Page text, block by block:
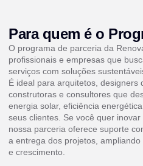
Para quem é o
O programa de parceria da
profissionais e empresas que
serviços com soluções
É ideal para arquitetos, designers
construtoras e consultores que
energia solar, eficiência
seus clientes. Se você quer
nossa parceria oferece suporte
a entrega dos projetos,
e crescimento.